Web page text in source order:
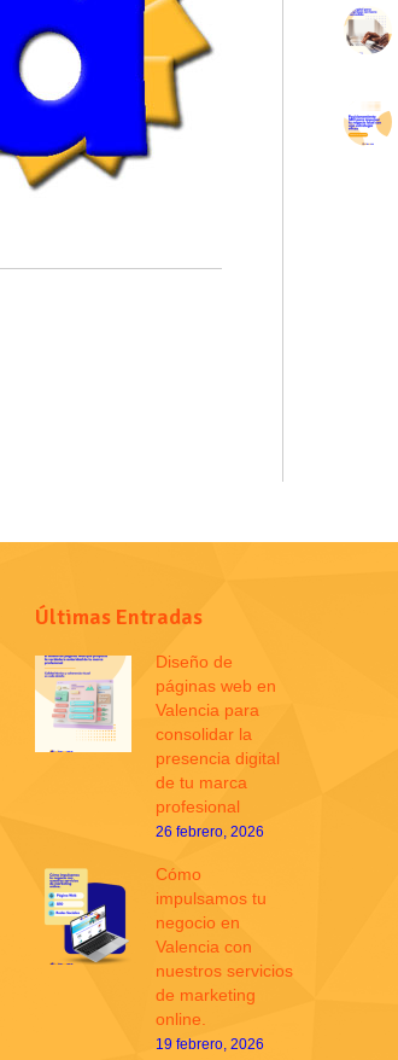
Últimas Entradas
Diseño de
páginas web en
Valencia para
consolidar la
presencia digital
de tu marca
profesional
26 febrero, 2026
Cómo
impulsamos tu
negocio en
Valencia con
nuestros servicios
de marketing
online.
19 febrero, 2026